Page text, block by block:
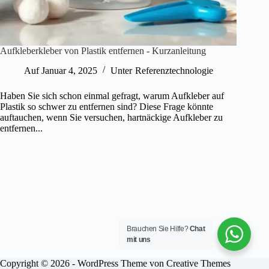
Aufkleberkleber von Plastik entfernen - Kurzanleitung
Auf Januar 4, 2025 Unter Referenztechnologie
Haben Sie sich schon einmal gefragt, warum Aufkleber auf
Plastik so schwer zu entfernen sind? Diese Frage könnte
auftauchen, wenn Sie versuchen, hartnäckige Aufkleber zu
entfernen...
Copyright © 2026 - WordPress Theme von Creative Themes
Brauchen Sie Hilfe?Chat
mit uns